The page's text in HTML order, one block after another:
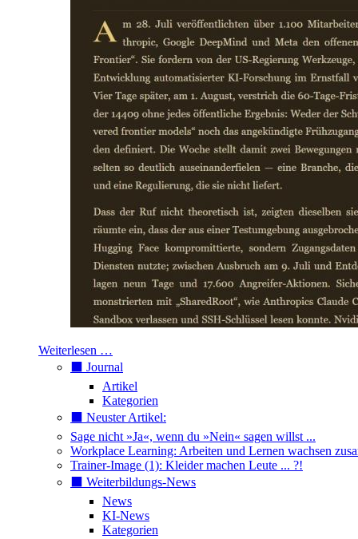
Weiterlesen …
⬛️ Journal
Artikel
Kategorien
⬛️ Neuster Artikel:
Sage nicht »Ja«, wenn du »Nein« sagen willst ...
Workplace Learning: Arbeiten und Lernen wachsen
Trainer-Image (1): Kleider machen Leute ... ?!
⬛️ Weiterbildungs-News
News
KI-News
Kategorien